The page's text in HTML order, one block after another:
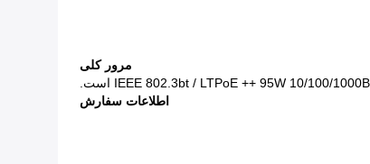
مرور کلی
اطلاعات سفارش